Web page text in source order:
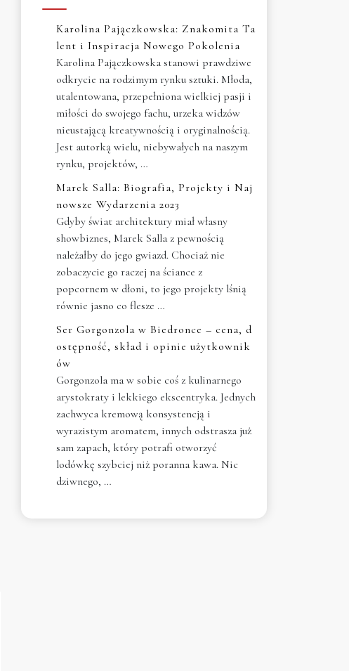
Karolina Pajączkowska: Znakomita Ta
lent i Inspiracja Nowego Pokolenia
Karolina Pajączkowska stanowi prawdziwe
odkrycie na rodzimym rynku sztuki. Młoda,
utalentowana, przepełniona wielkiej pasji i
miłości do swojego fachu, urzeka widzów
nieustającą kreatywnością i oryginalnością.
Jest autorką wielu, niebywałych na naszym
rynku, projektów, …
Marek Salla: Biografia, Projekty i Naj
nowsze Wydarzenia 2023
Gdyby świat architektury miał własny
showbiznes, Marek Salla z pewnością
należałby do jego gwiazd. Chociaż nie
zobaczycie go raczej na ściance z
popcornem w dłoni, to jego projekty lśnią
równie jasno co flesze …
Ser Gorgonzola w Biedronce – cena, d
ostępność, skład i opinie użytkownik
ów
Gorgonzola ma w sobie coś z kulinarnego
arystokraty i lekkiego ekscentryka. Jednych
zachwyca kremową konsystencją i
wyrazistym aromatem, innych odstrasza już
sam zapach, który potrafi otworzyć
lodówkę szybciej niż poranna kawa. Nic
dziwnego, …